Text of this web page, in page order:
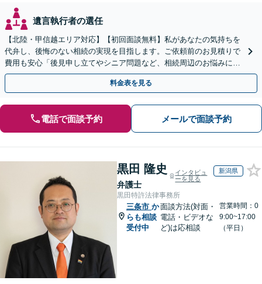
遺言執行者の選任
【北陸・甲信越エリア対応】【初回面談無料】私があなたの気持ちを
代弁し、後悔のない相続の実現を目指します。ご依頼前のお見積りで
費用も安心「後見申し立てやシニア問題など、相続周辺のお悩みにも
対処可能」【WEB面談対応】
料金表を見る
電話で面談予約 メールで面談予約
黒田 隆史
弁護士
インタビュ
ーを見る
新潟県
黒田特許法律事務所
三条市 か
らも相談
受付中
面談方法(対面・
電話・ビデオな
ど)は応相談
営業時間：0
9:00~17:00
（平日）